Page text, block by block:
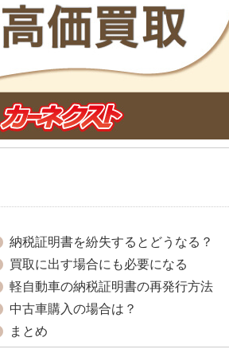
納税証明書を紛失するとどうなる？
買取に出す場合にも必要になる
軽自動車の納税証明書の再発行方法
中古車購入の場合は？
まとめ